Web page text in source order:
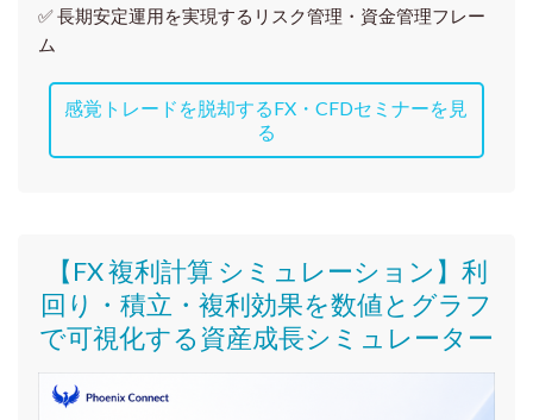
✅ 長期安定運用を実現するリスク管理・資金管理フレー
ム
感覚トレードを脱却するFX・CFDセミナーを見
る
【FX 複利計算 シミュレーション】利
回り・積立・複利効果を数値とグラフ
で可視化する資産成長シミュレーター